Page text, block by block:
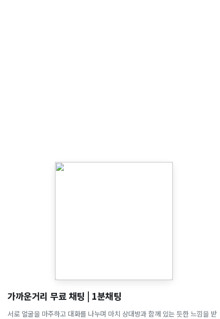
가까운거리 무료 채팅 | 1분채팅
서로 얼굴을 마주하고 대화를 나누며 마치 상대방과 함께 있는 듯한 느낌을 받